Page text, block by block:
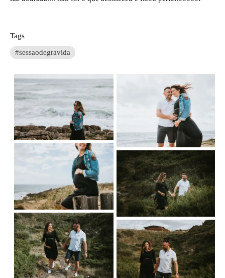
Tags
#sessaodegravida